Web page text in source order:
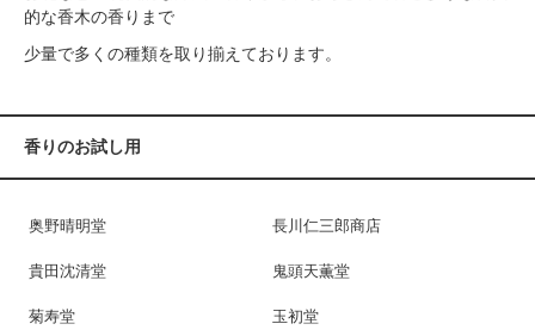
的な香木の香りまで
少量で多くの種類を取り揃えております。
香りのお試し用
奥野晴明堂 長川仁三郎商店
貴田沈清堂 鬼頭天薫堂
菊寿堂 玉初堂